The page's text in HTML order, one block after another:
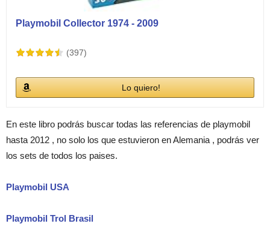
Playmobil Collector 1974 - 2009
(397)
Lo quiero!
En este libro podrás buscar todas las referencias de playmobil
hasta 2012 , no solo los que estuvieron en Alemania , podrás ver
los sets de todos los paises.
Playmobil USA
Playmobil Trol Brasil